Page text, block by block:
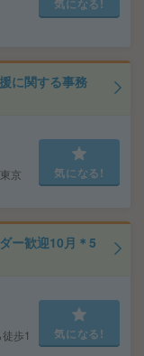
気になる!
に関する事務
京
気になる!
ー歓迎10月＊5
歩1
気になる!